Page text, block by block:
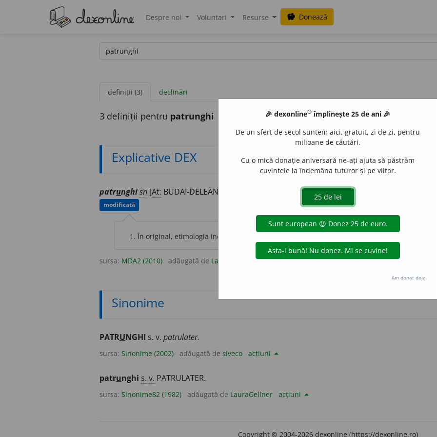
Despre noi Voluntari Resurse savings Donează
definiții (3) declinări
3 definiții pentru patrunghi
Explicative DEX
patrunghisn [At: BUDAI-DELEANU, LEX. / patru + unghi[1]] (Îdt
modificată
În original, etimologia incorect tipărită:
sursa: MDA2 (2010) adăugată de LauraGellner acțiuni
Sinonime
PATRUNGHI s. v. patrulater.
sursa: Sinonime (2002) adăugată de siveco acțiuni
patrunghi s. v. PATRULATER.
sursa: Sinonime82 (1982) adăugată de LauraGellner acțiuni
Copyright © 2004-2026 dexonline (https://dexonline.ro)
🎉 dexonline® împlinește 25 de ani 🎉
De un sfert de secol suntem aici, gratuit, zi de zi, pentru
milioane de căutări.
Cu o mică donație aniversară ne-ați ajuta să păstrăm
cuvintele la îndemâna tuturor și pe viitor.
Am donat deja.